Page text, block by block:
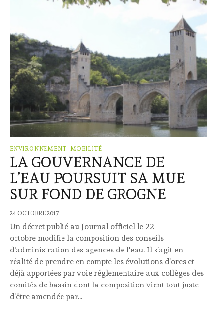
ENVIRONNEMENT, MOBILITÉ
LA GOUVERNANCE DE
L’EAU POURSUIT SA MUE
SUR FOND DE GROGNE
24 OCTOBRE 2017
Un décret publié au Journal officiel le 22
octobre modifie la composition des conseils
d'administration des agences de l'eau. Il s’agit en
réalité de prendre en compte les évolutions d’ores et
déjà apportées par voie réglementaire aux collèges des
comités de bassin dont la composition vient tout juste
d’être amendée par...